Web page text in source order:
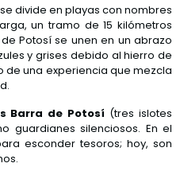
divide en playas con nombres
un tramo de 15 kilómetros
Potosí se unen en un abrazo
y grises debido al hierro de
de una experiencia que mezcla
Barra de Potosí (tres islotes
guardianes silenciosos. En el
esconder tesoros; hoy, son